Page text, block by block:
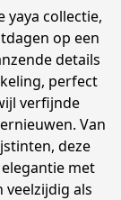
yaya collectie,
op een
details
perfect
verfijnde
Van
deze
met
als